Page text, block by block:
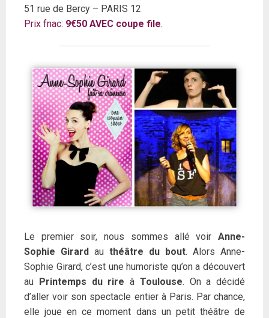
51 rue de Bercy – PARIS 12
Prix fnac: 9€50 AVEC coupe file.
Le premier soir, nous sommes allé voir Anne-
Sophie Girard au théâtre du bout. Alors Anne-
Sophie Girard, c’est une humoriste qu’on a découvert
au Printemps du rire à Toulouse. On a décidé
d’aller voir son spectacle entier à Paris. Par chance,
elle joue en ce moment dans un petit théâtre de